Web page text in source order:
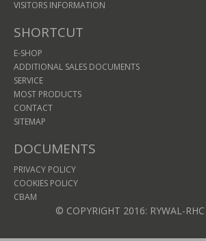
VISITORS INFORMATION
SHORTCUT
E-SHOP
ADDITIONAL SALES DOCUMENTS
SERVICE
MOST PRODUCTS
CONTACT
SITEMAP
DOCUMENTS
PRIVACY POLICY
COOKIES POLICY
CBAM
© COPYRIGHT 2016: RYWAL-